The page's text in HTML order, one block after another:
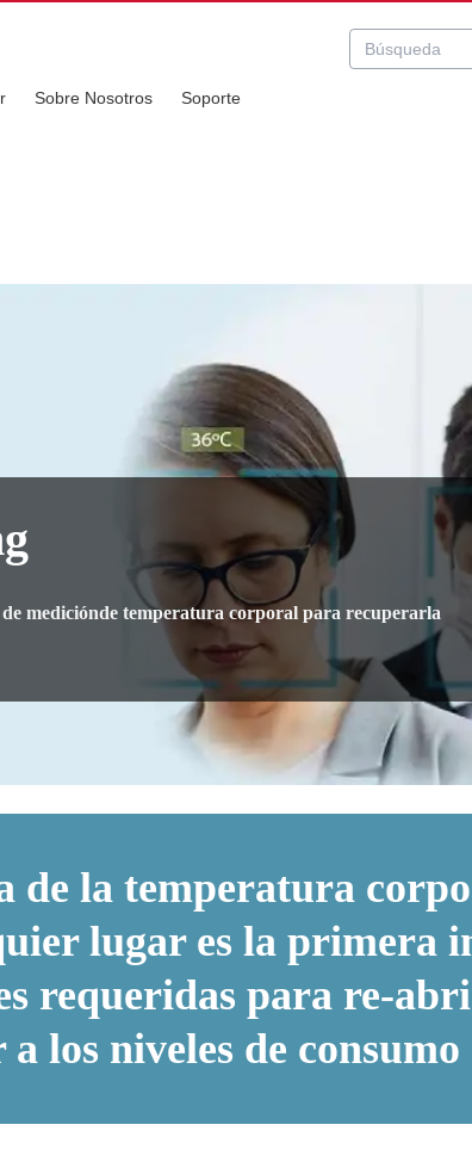
Sobre Nosotros Soporte
mediciónde temperatura corporal para recuperarla
de la temperatura
lugar es la primera
requeridas para re-
los niveles de consumo